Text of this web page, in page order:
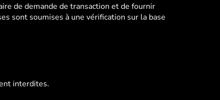
de demande de transaction et de fournir
sont soumises à une vérification sur la base
interdites.